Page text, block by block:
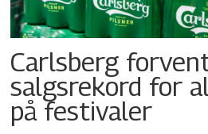
Carlsberg
salgsrekord for
på festivaler